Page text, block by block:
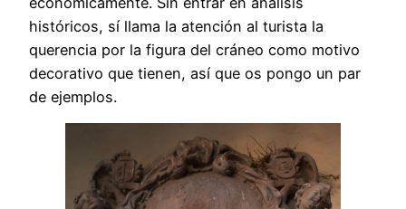
históricos, sí llama la atención al turista la
querencia por la figura del cráneo como motivo
decorativo que tienen, así que os pongo un par
de ejemplos.